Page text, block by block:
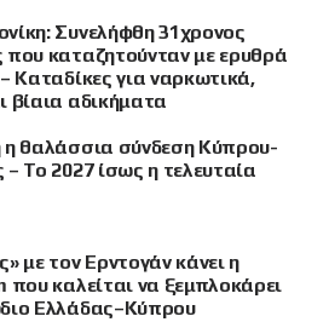
Συνελήφθη 31χρονος
που καταζητούνταν με ερυθρά
Καταδίκες για ναρκωτικά,
βίαια αδικήματα
η θαλάσσια σύνδεση Κύπρου-
– Το 2027 ίσως η τελευταία
με τον Ερντογάν κάνει η
που καλείται να ξεμπλοκάρει
Ελλάδας–Κύπρου